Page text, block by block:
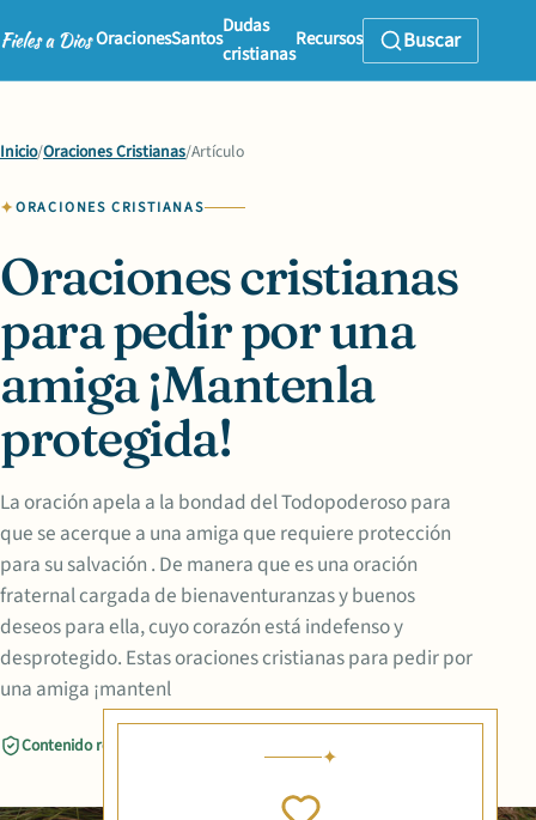
OracionesSantos
Dudas
cristianas
Recursos Buscar
Inicio/Oraciones Cristianas/Artículo
ORACIONES CRISTIANAS
Oraciones cristianas
para pedir por una
amiga ¡Mantenla
protegida!
La oración apela a la bondad del Todopoderoso para
que se acerque a una amiga que requiere protección
para su salvación . De manera que es una oración
fraternal cargada de bienaventuranzas y buenos
deseos para ella, cuyo corazón está indefenso y
desprotegido. Estas oraciones cristianas para pedir por
una amiga ¡mantenl
Contenido revisado